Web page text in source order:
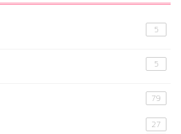
5
5
79
27